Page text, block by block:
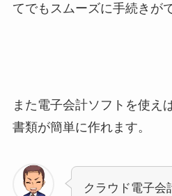
てでもスムーズに手続きが
また電子会計ソフトを使え
書類が簡単に作れます。
クラウド電子会